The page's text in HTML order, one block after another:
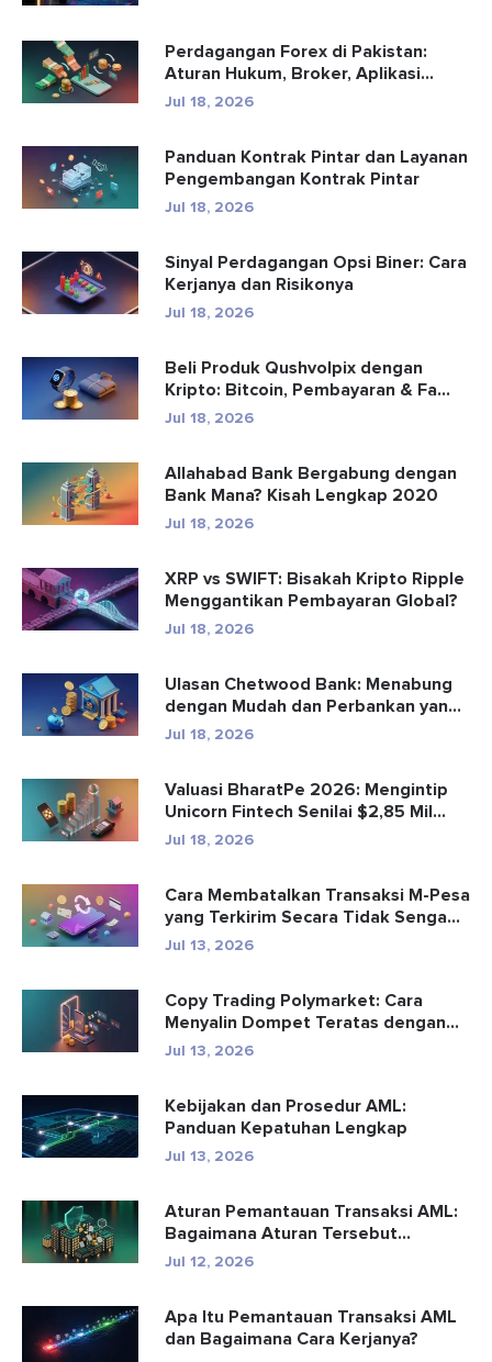
Perdagangan Forex di Pakistan:
Aturan Hukum, Broker, Aplikasi
Perd...
Jul 18, 2026
Panduan Kontrak Pintar dan Layanan
Pengembangan Kontrak Pintar
Jul 18, 2026
Sinyal Perdagangan Opsi Biner: Cara
Kerjanya dan Risikonya
Jul 18, 2026
Beli Produk Qushvolpix dengan
Kripto: Bitcoin, Pembayaran & Fa...
Jul 18, 2026
Allahabad Bank Bergabung dengan
Bank Mana? Kisah Lengkap 2020
Jul 18, 2026
XRP vs SWIFT: Bisakah Kripto Ripple
Menggantikan Pembayaran Global?
Jul 18, 2026
Ulasan Chetwood Bank: Menabung
dengan Mudah dan Perbankan yang
Aman
Jul 18, 2026
Valuasi BharatPe 2026: Mengintip
Unicorn Fintech Senilai $2,85 Mil...
Jul 18, 2026
Cara Membatalkan Transaksi M-Pesa
yang Terkirim Secara Tidak Senga...
Jul 13, 2026
Copy Trading Polymarket: Cara
Menyalin Dompet Teratas dengan
Aman
Jul 13, 2026
Kebijakan dan Prosedur AML:
Panduan Kepatuhan Lengkap
Jul 13, 2026
Aturan Pemantauan Transaksi AML:
Bagaimana Aturan Tersebut
Mendete...
Jul 12, 2026
Apa Itu Pemantauan Transaksi AML
dan Bagaimana Cara Kerjanya?